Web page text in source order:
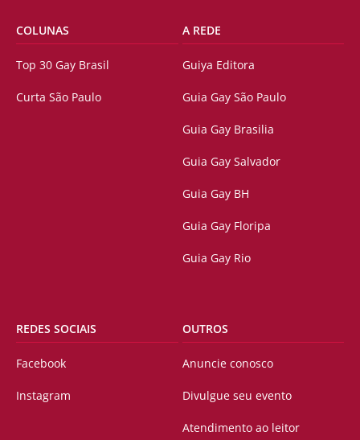
COLUNAS
Top 30 Gay Brasil
Curta São Paulo
A REDE
Guiya Editora
Guia Gay São Paulo
Guia Gay Brasilia
Guia Gay Salvador
Guia Gay BH
Guia Gay Floripa
Guia Gay Rio
REDES SOCIAIS
Facebook
Instagram
OUTROS
Anuncie conosco
Divulgue seu evento
Atendimento ao leitor